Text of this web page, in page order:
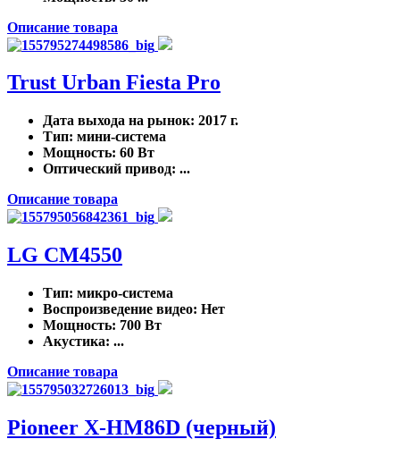
Описание товара
Trust Urban Fiesta Pro
Дата выхода на рынок: 2017 г.
Тип: мини-система
Мощность: 60 Вт
Оптический привод: ...
Описание товара
LG CM4550
Тип: микро-система
Воспроизведение видео: Нет
Мощность: 700 Вт
Акустика: ...
Описание товара
Pioneer X-HM86D (черный)